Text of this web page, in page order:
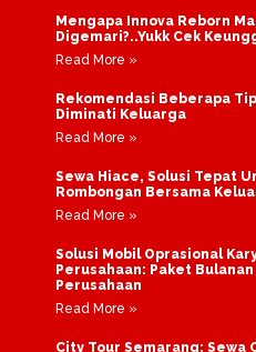
Mengapa Innova Reborn
Digemari?..Yukk Cek
Read More »
Rekomendasi Beberapa
Diminati Keluarga
Read More »
Sewa Hiace, Solusi Tepat
Rombongan Bersama
Read More »
Solusi Mobil Oprasional
Perusahaan: Paket
Perusahaan
Read More »
City Tour Semarang: Sewa